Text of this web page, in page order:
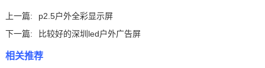
上一篇:
p2.5户外全彩显示屏
下一篇:
比较好的深圳led户外广告屏
相关推荐